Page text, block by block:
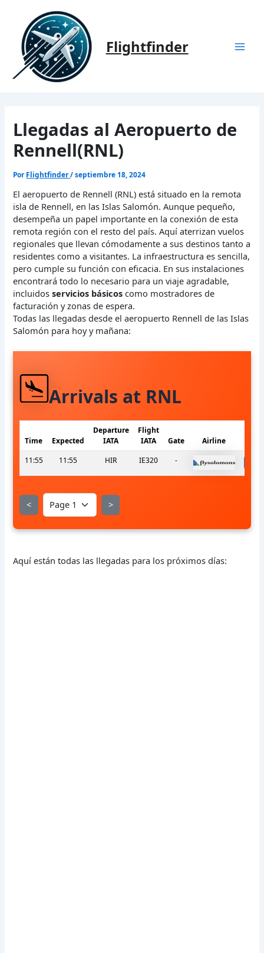
contenido
Flightfinder
Llegadas al Aeropuerto de
Rennell(RNL)
Por Flightfinder/septiembre 18, 2024
El aeropuerto de Rennell (RNL) está situado en la remota
isla de Rennell, en las Islas Salomón. Aunque pequeño,
desempeña un papel importante en la conexión de esta
remota región con el resto del país. Aquí aterrizan vuelos
regionales que llevan cómodamente a sus destinos tanto a
residentes como a visitantes. La infraestructura es sencilla,
pero cumple su función con eficacia. En sus instalaciones
encontrará todo lo necesario para un viaje agradable,
incluidosservicios básicos como mostradores de
facturación y zonas de espera.
Todas las llegadas desde el aeropuerto Rennell de las Islas
Salomón para hoy y mañana:
Arrivals at RNL
Time Expected
Departure
IATA
Flight
IATA
Gate
Airline
11:55
11:55 HIR IE320 -
< >
Aquí están todas las llegadas para los próximos días: